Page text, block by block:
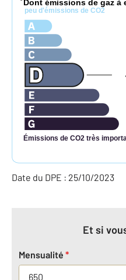
Dont émissions de gaz à
peu d'émissions de CO2
Émissions de CO2 très
Date du DPE : 25/10/2023
Et si
Mensualité *